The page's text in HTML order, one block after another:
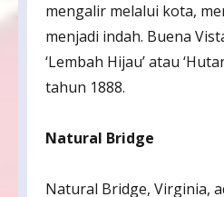
mengalir melalui kota,
menjadi indah. Buena
‘Lembah Hijau’ atau
tahun 1888.
Natural Bridge
Natural Bridge, Virginia,